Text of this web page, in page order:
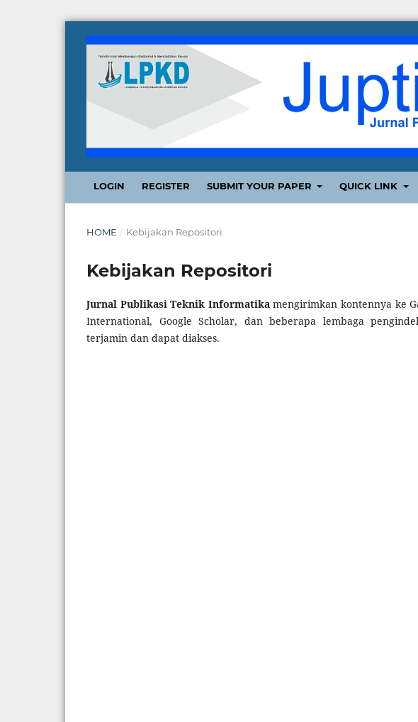
LOGIN REGISTER SUBMIT YOUR PAPER QUICK LINK
HOME / Kebijakan Repositori
Kebijakan Repositori
Jurnal Publikasi Teknik Informatika mengirimkan kontennya ke
International, Google Scholar, dan beberapa lembaga
terjamin dan dapat diakses.